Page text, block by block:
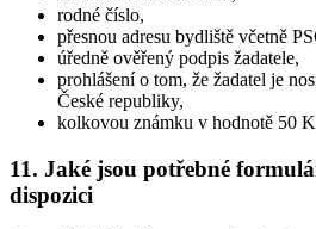
rodné číslo,
přesnou adresu bydliště včetně
úředně ověřený podpis žadatele,
prohlášení o tom, že žadatel je
České republiky,
kolkovou známku v hodnotě 50
11. Jaké jsou potřebné
dispozici